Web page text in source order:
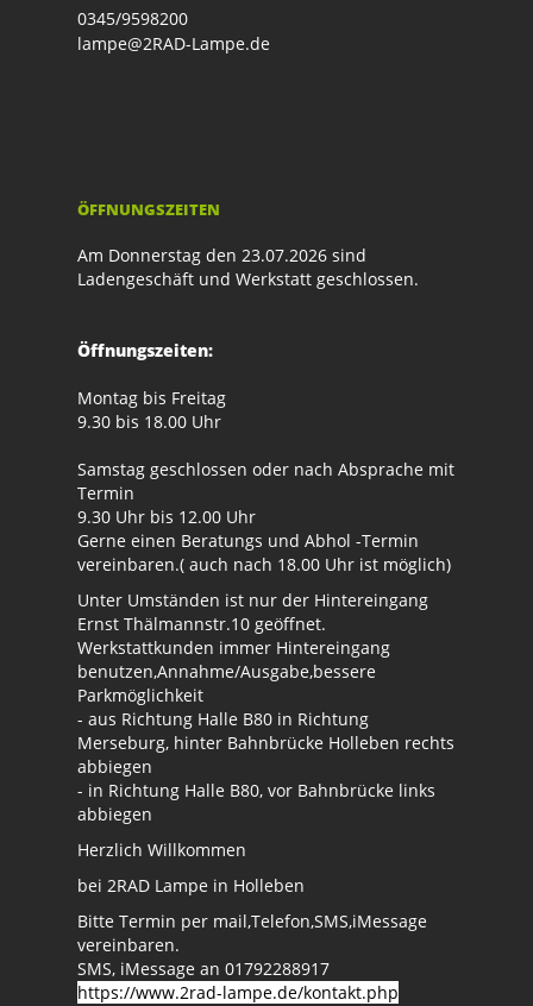
0345/9598200
lampe@2RAD-Lampe.de
ÖFFNUNGSZEITEN
Am Donnerstag den 23.07.2026 sind
Ladengeschäft und Werkstatt geschlossen.
Öffnungszeiten:
Montag bis Freitag
9.30 bis 18.00 Uhr
Samstag geschlossen oder nach Absprache mit
Termin
9.30 Uhr bis 12.00 Uhr
Gerne einen Beratungs und Abhol -Termin
vereinbaren.( auch nach 18.00 Uhr ist möglich)
Unter Umständen ist nur der Hintereingang
Ernst Thälmannstr.10 geöffnet.
Werkstattkunden immer Hintereingang
benutzen,Annahme/Ausgabe,bessere
Parkmöglichkeit
- aus Richtung Halle B80 in Richtung
Merseburg, hinter Bahnbrücke Holleben rechts
abbiegen
- in Richtung Halle B80, vor Bahnbrücke links
abbiegen
Herzlich Willkommen
bei 2RAD Lampe in Holleben
Bitte Termin per mail,Telefon,SMS,iMessage
vereinbaren.
SMS, iMessage an 01792288917
https://www.2rad-lampe.de/kontakt.php